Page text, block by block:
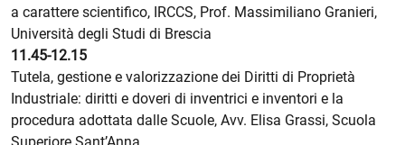
a carattere scientifico, IRCCS, Prof. Massimiliano Granieri,
Università degli Studi di Brescia
11.45-12.15
Tutela, gestione e valorizzazione dei Diritti di Proprietà
Industriale: diritti e doveri di inventrici e inventori e la
procedura adottata dalle Scuole, Avv. Elisa Grassi, Scuola